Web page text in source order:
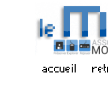
accueil